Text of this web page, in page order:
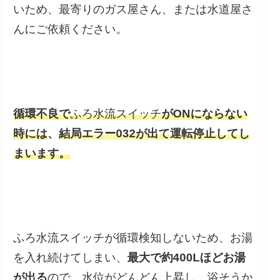
いため、最寄りのガス屋さん、または水道屋さ
んにご依頼ください。
循環不良でふろ水流スイッチがONにならない
時には、結局エラー032が出て運転停止してし
まいます。
ふろ水流スイッチが循環検知しないため、お湯
を入れ続けてしまい、最大で約400Lほどお湯